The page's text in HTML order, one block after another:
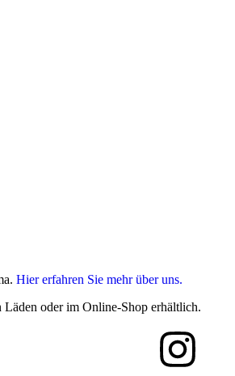
Hier erfahren Sie mehr über uns.
oder im Online-Shop erhältlich.